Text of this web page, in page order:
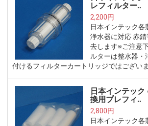
レフィルター..
2,200円
日本インテック各
浄水器に対応 赤
去します※ご注意
ルターは整水器・
付けるフィルターカートリッジではございま
日本インテッ
換用プレフィ..
2,800円
日本インテック各